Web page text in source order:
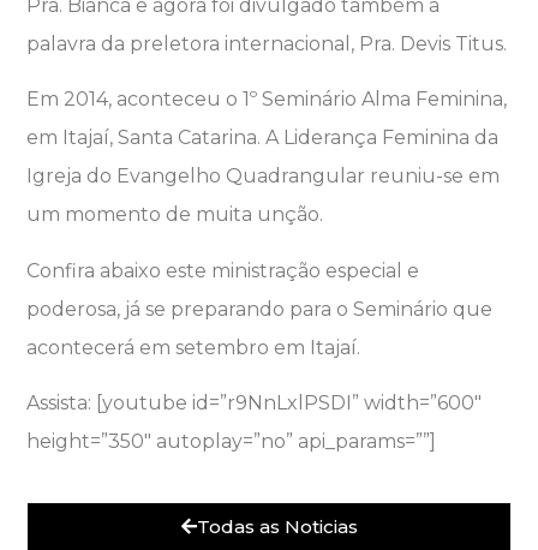
Pra. Bianca e agora foi divulgado também a
palavra da preletora internacional, Pra. Devis Titus.
Em 2014, aconteceu o 1º Seminário Alma Feminina,
em Itajaí, Santa Catarina. A Liderança Feminina da
Igreja do Evangelho Quadrangular reuniu-se em
um momento de muita unção.
Confira abaixo este ministração especial e
poderosa, já se preparando para o Seminário que
acontecerá em setembro em Itajaí.
Assista: [youtube id=”r9NnLxlPSDI” width=”600″
height=”350″ autoplay=”no” api_params=””]
Todas as Noticias